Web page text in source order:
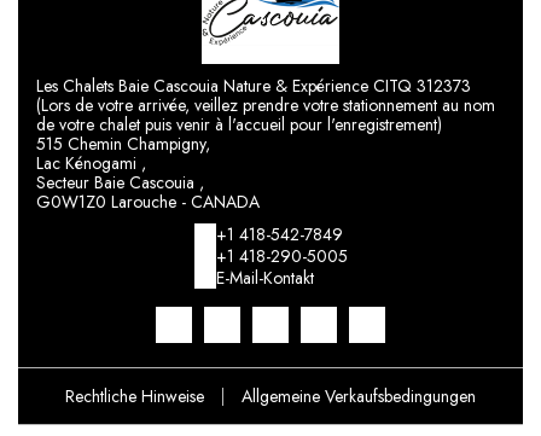
Les Chalets Baie Cascouia Nature & Expérience CITQ 312373
(Lors de votre arrivée, veillez prendre votre stationnement au nom
de votre chalet puis venir à l'accueil pour l'enregistrement)
515 Chemin Champigny,
Lac Kénogami ,
Secteur Baie Cascouia ,
G0W1Z0 Larouche - CANADA
+1 418-542-7849
+1 418-290-5005
E-Mail-Kontakt
Rechtliche Hinweise Allgemeine Verkaufsbedingungen